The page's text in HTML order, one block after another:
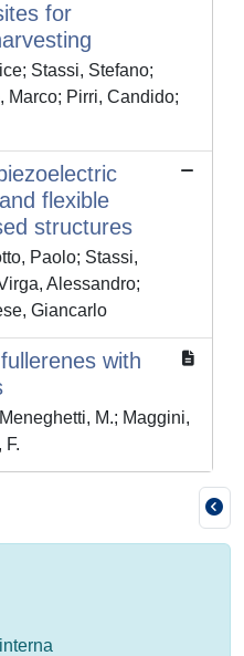
for
Stassi, Stefano;
Marco; Pirri, Candido;
flexible
structures
Paolo; Stassi,
Alessandro;
Giancarlo
with
M.; Maggini,
F.